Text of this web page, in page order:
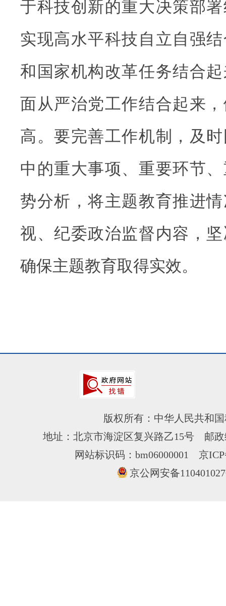
于科技创新的重大决策部
实现高水平科技自立自强
和国家机构改革任务结合
面从严治党工作结合起来
高。要完善工作机制，及
中的重大事项、重要环节
势分析，将主题教育推进
视、纪委政治监督内容，
确保主题教育取得实效。
版权所有：中华人民共和
地址：北京市海淀区复兴路乙15号 邮
网站标识码：bm06000001 京
京公网安备